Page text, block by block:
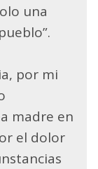
una
por mi
madre en
el dolor